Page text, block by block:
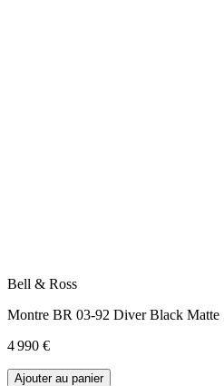
Bell & Ross
Montre BR 03-92 Diver Black Matte
4 990 €
Ajouter au panier